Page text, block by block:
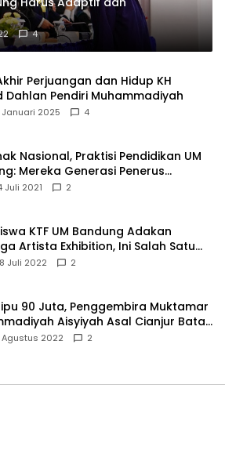
4
Perjuangan dan Hidup KH
Dahlan Pendiri Muhammadiyah
Januari 2025 4
Nasional, Praktisi Pendidikan UM
Mereka Generasi Penerus
Juli 2021 2
KTF UM Bandung Adakan
Artista Exhibition, Ini Salah Satu
Juli 2022 2
90 Juta, Penggembira Muktamar
Aisyiyah Asal Cianjur Batal
Agustus 2022 2